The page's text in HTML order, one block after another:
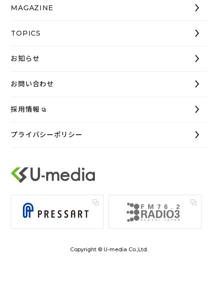
MAGAZINE
TOPICS
お知らせ
お問い合わせ
採用情報
プライバシーポリシー
Copyright © U-media Co.,Ltd.